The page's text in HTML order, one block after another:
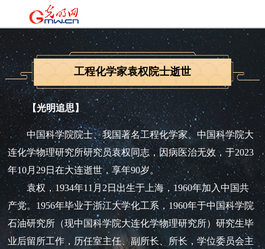
工程化学家袁权院士逝世
【光明追思】
中国科学院院士、我国著名工程化学家、中国科学院大
连化学物理研究所研究员袁权同志，因病医治无效，于2023
年10月29日在大连逝世，享年90岁。
袁权，1934年11月2日出生于上海，1960年加入中国共
产党。1956年毕业于浙江大学化工系，1960年于中国科学院
石油研究所（现中国科学院大连化学物理研究所）研究生毕
业后留所工作，历任室主任、副所长、所长，学位委员会主